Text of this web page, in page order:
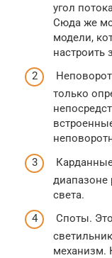
угол
Сюда же
модели,
настроить
только
диапазоне
света.
Споты.
механизм.